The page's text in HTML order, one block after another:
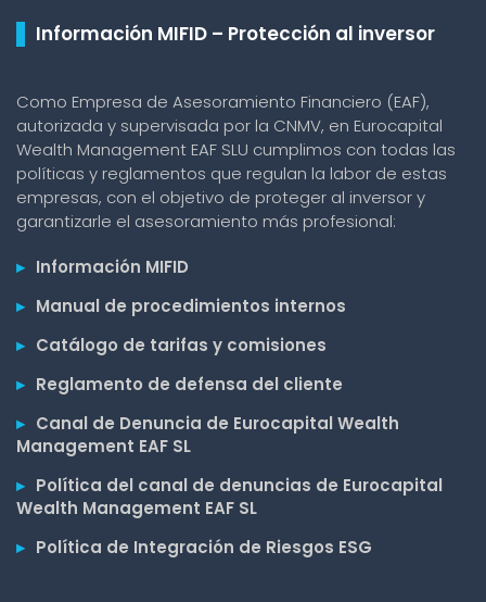
Información MIFID – Protección al inversor
Como Empresa de Asesoramiento Financiero (EAF),
autorizada y supervisada por la CNMV, en Eurocapital
Wealth Management EAF SLU cumplimos con todas las
políticas y reglamentos que regulan la labor de estas
empresas, con el objetivo de proteger al inversor y
garantizarle el asesoramiento más profesional:
▸ Información MIFID
▸ Manual de procedimientos internos
▸ Catálogo de tarifas y comisiones
▸ Reglamento de defensa del cliente
▸ Canal de Denuncia de Eurocapital Wealth
Management EAF SL
▸ Política del canal de denuncias de Eurocapital
Wealth Management EAF SL
▸ Política de Integración de Riesgos ESG